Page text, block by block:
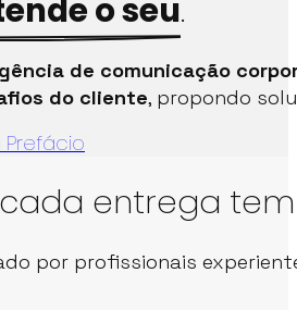
o seu.
de comunicação
do cliente, propondo
cada entrega
por profissionais